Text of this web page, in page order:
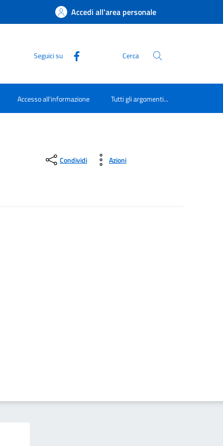
Accedi all'area personale
Seguici su Cerca
Accesso all'informazione Tutti gli argomenti...
Condividi Azioni